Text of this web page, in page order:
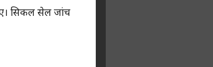
सिकल सेल जांच